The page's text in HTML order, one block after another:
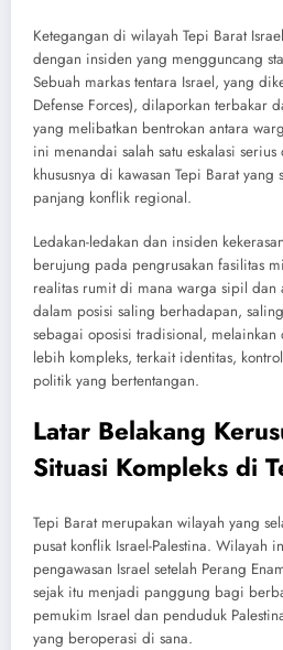
Ketegangan di wilayah Tepi Barat
dengan insiden yang mengguncang
Sebuah markas tentara Israel, yang
Defense Forces), dilaporkan terbakar
yang melibatkan bentrokan antara
ini menandai salah satu eskalasi
khususnya di kawasan Tepi Barat yang
panjang konflik regional.
Ledakan-ledakan dan insiden
berujung pada pengrusakan fasilitas
realitas rumit di mana warga sipil dan
dalam posisi saling berhadapan,
sebagai oposisi tradisional, melainkan
lebih kompleks, terkait identitas,
politik yang bertentangan.
Latar Belakang
Situasi Kompleks di
Tepi Barat merupakan wilayah yang
pusat konflik Israel-Palestina. Wilayah
pengawasan Israel setelah Perang
sejak itu menjadi panggung bagi
pemukim Israel dan penduduk
yang beroperasi di sana.